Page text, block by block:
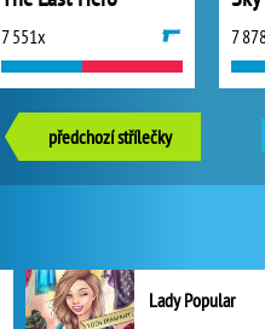
7 551x 7
předchozí střílečky
Lady Popular